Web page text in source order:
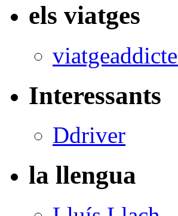
els viatges
Interessants
Ddriver
la llengua